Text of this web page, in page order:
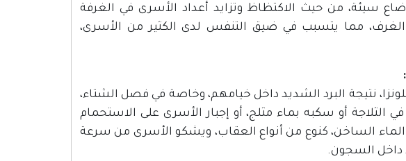
سيئة، من حيث الاكتظاظ وتزايد أعداد الأسرى في الغرفة
الغرف، مما يتسبب في ضيق التنفس لدى الكثير من الأسرى،
نتيجة البرد الشديد داخل خيامهم، وخاصة في فصل الشتاء،
الثلاجة أو سكبه بماء مثلج، أو إجبار الأسرى على الاستحمام
الماء الساخن، كنوع من أنواع العقاب، ويشكو الأسرى من سرعة
داخل السجون.